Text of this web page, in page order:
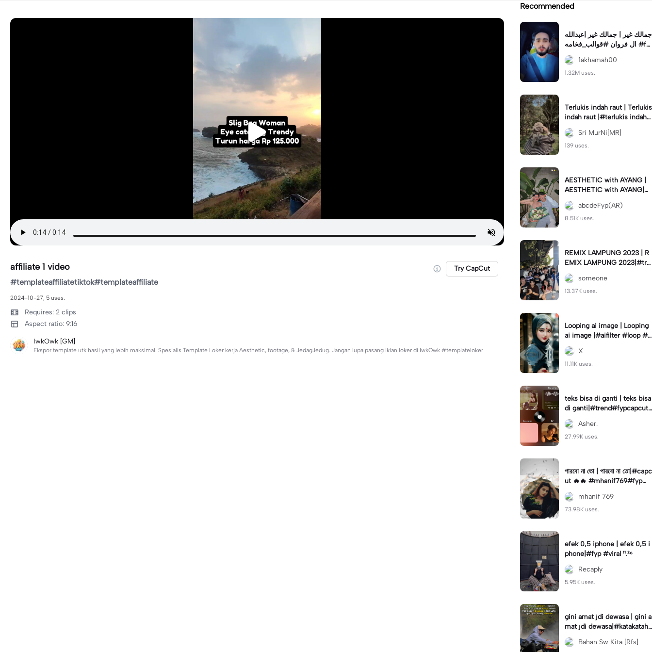
affiliate 1 video Try CapCut
#templateaffiliatetiktok#templateaffiliate
2024-10-27, 5 uses.
Requires: 2 clips
Aspect ratio: 9:16
IwkOwk [GM]
Ekspor template utk hasil yang lebih maksimal. Spesialis Template Loker kerja Aesthetic, footage, & JedagJedug. Jangan lupa pasang iklan loker di IwkOwk #templateloker
Recommended
جمالك غير | جمالك غير |عبدالله
ال فروان #قوالب_فخامه #fa
khamah00
fakhamah00
1.32M uses.
Terlukis indah raut | Terlukis
indah raut |#terlukis indah r
aut wajah mu dalam benakk
u
Sri MurNi[MR]
139 uses.
AESTHETIC with AYANG |
AESTHETIC with AYANG|#f
yp#template#aestethic#vi
ral#barengpasangan🥰
abcdeFyp(AR)
8.51K uses.
REMIX LAMPUNG 2023 | R
EMIX LAMPUNG 2023|#tre
nd#fyp#remixlampung#la
mpungpride#viral⚡️|
someone
13.37K uses.
Looping ai image | Looping
ai image |#aifilter #loop #a
iimages #IniBaruAi #fyp
X
11.11K uses.
teks bisa di ganti | teks bisa
di ganti|#trend#fypcapcut
#viral#foryou#4foto
Asher.
27.99K uses.
পারবো না তো | পারবো না তো|#capc
ut 🔥🔥 #mhanif769#fypツ⁠
#viral✨#trending🔥
mhanif 769
73.98K uses.
efek 0,5 iphone | efek 0,5 i
phone|#fyp #viral ¹¹.²⁶
Recaply
5.95K uses.
gini amat jdi dewasa | gini a
mat jdi dewasa|#katakataha
rini#quotes#laguviral#den
nycaknan#kisinan2
Bahan Sw Kita [Rfs]